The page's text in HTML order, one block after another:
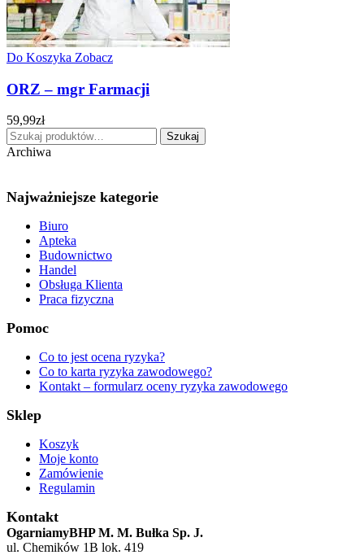
Do Koszyka Zobacz
ORZ – mgr Farmacji
59,99zł
Szukaj:
Szukaj
Archiwa
Najważniejsze kategorie
Biuro
Apteka
Budownictwo
Handel
Obsługa Klienta
Praca fizyczna
Pomoc
Co to jest ocena ryzyka?
Co to karta ryzyka zawodowego?
Kontakt – formularz oceny ryzyka zawodowego
Sklep
Koszyk
Moje konto
Zamówienie
Regulamin
Kontakt
OgarniamyBHP M. M. Bułka Sp. J.
ul. Chemików 1B lok. 419